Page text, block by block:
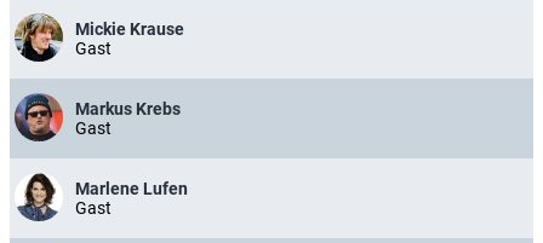
Mickie Krause
Gast
Markus Krebs
Gast
Marlene Lufen
Gast